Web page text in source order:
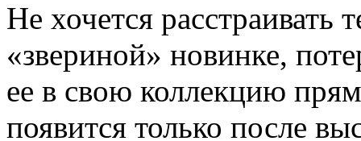
Не хочется расстраивать
«звериной» новинке,
ее в свою коллекцию
появится только после